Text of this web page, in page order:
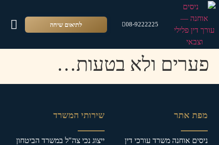
08-9222225 לתיאום שיחה
פערים ולא בטעות…
מפת אתר
ניסים אוחנה משרד עורכי דין
שירותי המשרד
ייצוג נכי צה"ל במשרד הביטחון